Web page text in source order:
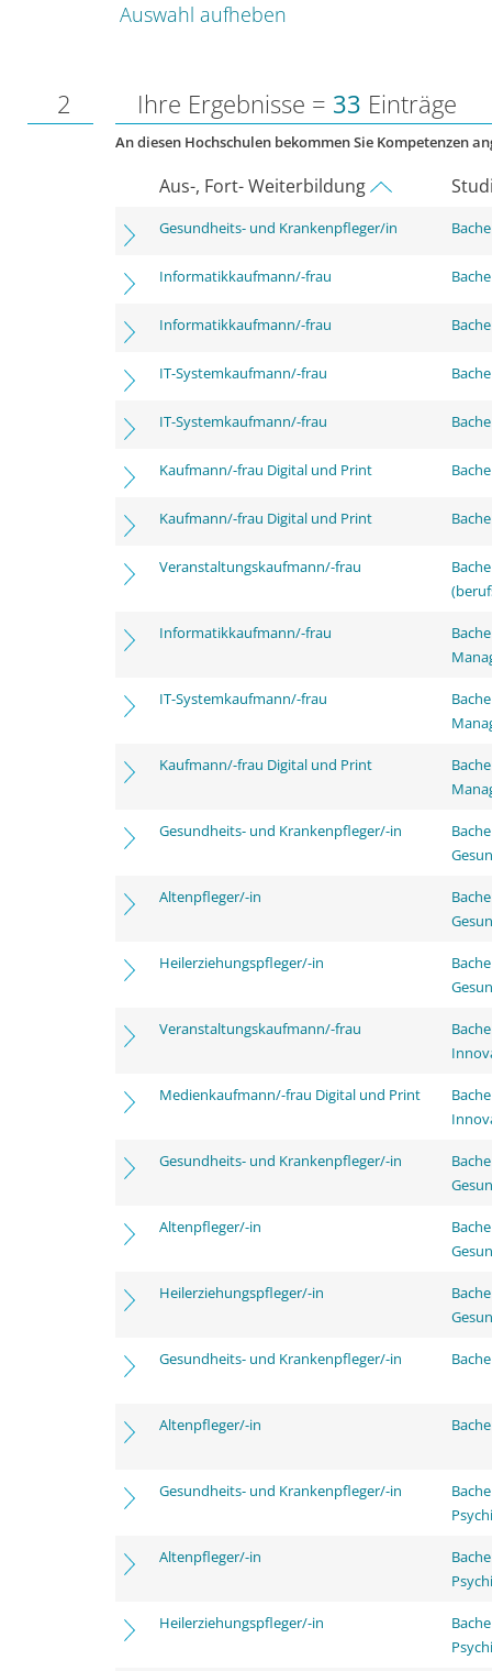
Auswahl aufheben
2 Ihre Ergebnisse = 33 Einträge
An diesen Hochschulen bekommen Sie Kompetenzen
Aus-, Fort- Weiterbildung
Gesundheits- und Krankenpfleger/in
Informatikkaufmann/-frau
Informatikkaufmann/-frau
IT-Systemkaufmann/-frau
IT-Systemkaufmann/-frau
Kaufmann/-frau Digital und Print
Kaufmann/-frau Digital und Print
Veranstaltungskaufmann/-frau
Informatikkaufmann/-frau
IT-Systemkaufmann/-frau
Kaufmann/-frau Digital und Print
Gesundheits- und Krankenpfleger/-in
Altenpfleger/-in
Heilerziehungspfleger/-in
Veranstaltungskaufmann/-frau
Medienkaufmann/-frau Digital und Print
Gesundheits- und Krankenpfleger/-in
Altenpfleger/-in
Heilerziehungspfleger/-in
Gesundheits- und Krankenpfleger/-in
Altenpfleger/-in
Gesundheits- und Krankenpfleger/-in
Altenpfleger/-in
Heilerziehungspfleger/-in